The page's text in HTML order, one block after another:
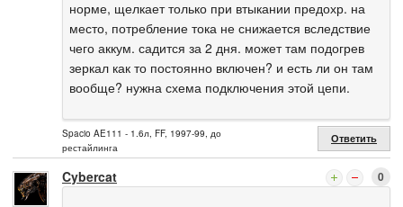
норме, щелкает только при втыкании предохр. на
место, потребление тока не снижается вследствие
чего аккум. садится за 2 дня. может там подогрев
зеркал как то постоянно включен? и есть ли он там
вообще? нужна схема подключения этой цепи.
Spacio AE111 - 1.6л, FF, 1997-99, до
рестайлинга
Ответить
Cybercat 0